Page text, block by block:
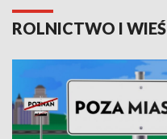
ROLNICTWO I WIEŚ